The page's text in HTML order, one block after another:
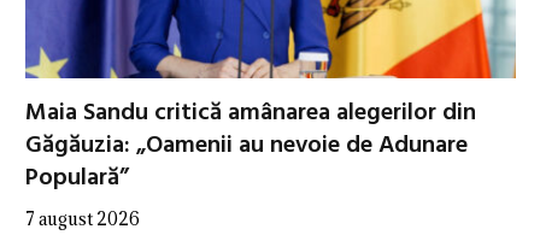
Maia Sandu critică amânarea alegerilor din
Găgăuzia: „Oamenii au nevoie de Adunare
Populară”
7 august 2026